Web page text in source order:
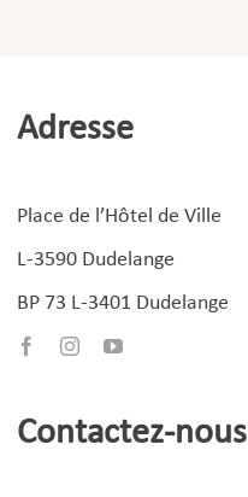
Adresse
Place de l’Hôtel de Ville
L-3590 Dudelange
BP 73 L-3401 Dudelange
Contactez-nous